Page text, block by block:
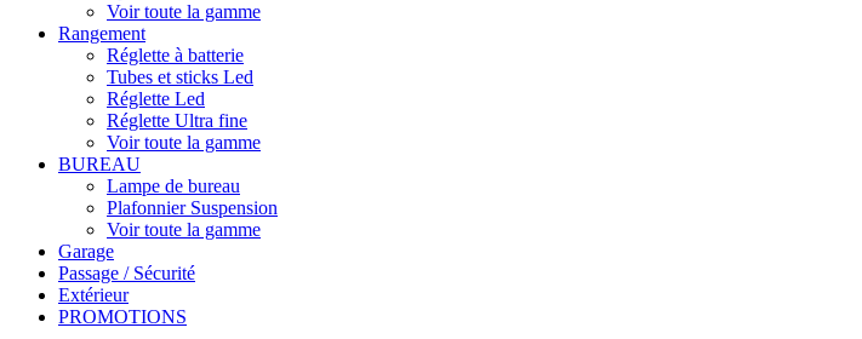
Voir toute la gamme
Rangement
Réglette à batterie
Tubes et sticks Led
Réglette Led
Réglette Ultra fine
Voir toute la gamme
BUREAU
Lampe de bureau
Plafonnier Suspension
Voir toute la gamme
Garage
Passage / Sécurité
Extérieur
PROMOTIONS